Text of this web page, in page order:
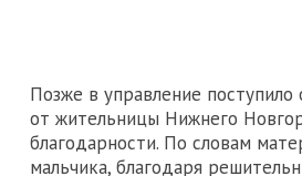
Позже в управление
от жительницы Нижнего
благодарности. По словам
мальчика, благодаря